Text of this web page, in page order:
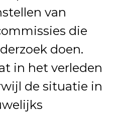
van
die
doen.
in het verleden
de situatie in